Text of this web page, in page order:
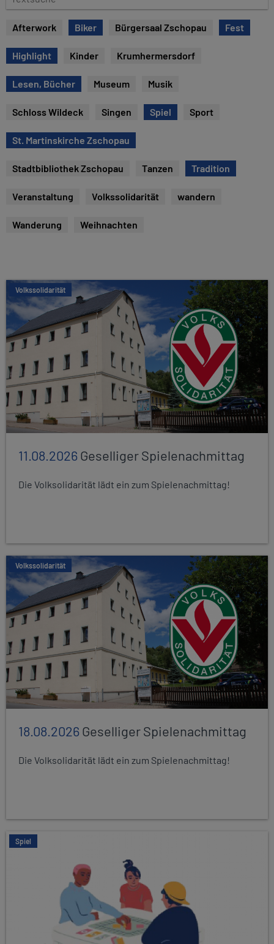
e
s
u
c
Afterwork Biker Bürgersaal Zschopau Fest
Highlight Kinder Krumhermersdorf
Lesen, Bücher Museum Musik
Schloss Wildeck Singen Spiel Sport
St. Martinskirche Zschopau
Stadtbibliothek Zschopau Tanzen Tradition
Veranstaltung Volkssolidarität wandern
Wanderung Weihnachten
Volkssolidarität
11.08.2026Geselliger Spielenachmittag
Die Volksolidarität lädt ein zum Spielenachmittag!
Volkssolidarität
18.08.2026Geselliger Spielenachmittag
Die Volksolidarität lädt ein zum Spielenachmittag!
Spiel